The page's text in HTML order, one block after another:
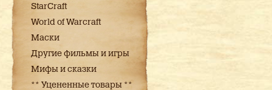
StarCraft
World of Warcraft
Маски
Другие фильмы и игры
Мифы и сказки
** Уцененные товары **